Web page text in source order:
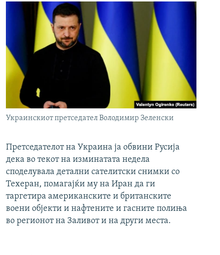
Украинскиот претседател Володимир Зеленски
Претседателот на Украина ја обвини Русија
дека во текот на изминатата недела
споделувала детални сателитски снимки со
Техеран, помагајќи му на Иран да ги
таргетира американските и британските
воени објекти и нафтените и гасните полиња
во регионот на Заливот и на други места.